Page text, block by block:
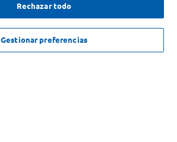
NO DISPONIBLE
Rechazar todo
Gestionar preferencias